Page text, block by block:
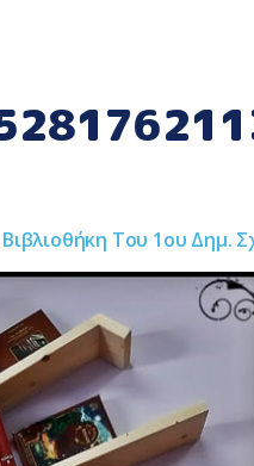
Του 1ου Δημ.